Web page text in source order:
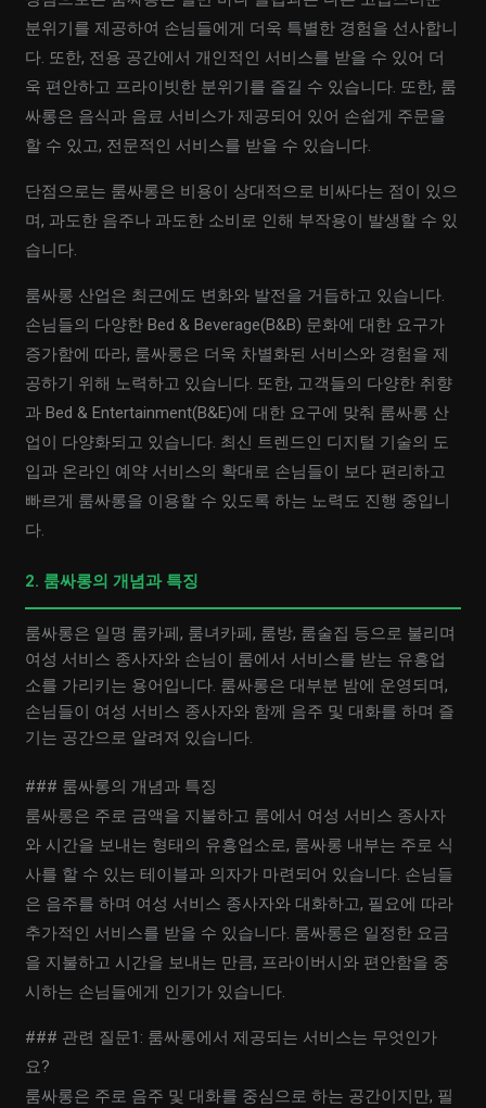
분위기를 제공하여 손님들에게 더욱 특별한 경험을 선사합니
다. 또한, 전용 공간에서 개인적인 서비스를 받을 수 있어 더
욱 편안하고 프라이빗한 분위기를 즐길 수 있습니다. 또한, 룸
싸롱은 음식과 음료 서비스가 제공되어 있어 손쉽게 주문을
할 수 있고, 전문적인 서비스를 받을 수 있습니다.
단점으로는 룸싸롱은 비용이 상대적으로 비싸다는 점이 있으
며, 과도한 음주나 과도한 소비로 인해 부작용이 발생할 수 있
습니다.
룸싸롱 산업은 최근에도 변화와 발전을 거듭하고 있습니다.
손님들의 다양한 Bed & Beverage(B&B) 문화에 대한 요구가
증가함에 따라, 룸싸롱은 더욱 차별화된 서비스와 경험을 제
공하기 위해 노력하고 있습니다. 또한, 고객들의 다양한 취향
과 Bed & Entertainment(B&E)에 대한 요구에 맞춰 룸싸롱 산
업이 다양화되고 있습니다. 최신 트렌드인 디지털 기술의 도
입과 온라인 예약 서비스의 확대로 손님들이 보다 편리하고
빠르게 룸싸롱을 이용할 수 있도록 하는 노력도 진행 중입니
다.
2. 룸싸롱의 개념과 특징
룸싸롱은 일명 룸카페, 룸녀카페, 룸방, 룸술집 등으로 불리며
여성 서비스 종사자와 손님이 룸에서 서비스를 받는 유흥업
소를 가리키는 용어입니다. 룸싸롱은 대부분 밤에 운영되며,
손님들이 여성 서비스 종사자와 함께 음주 및 대화를 하며 즐
기는 공간으로 알려져 있습니다.
### 룸싸롱의 개념과 특징
룸싸롱은 주로 금액을 지불하고 룸에서 여성 서비스 종사자
와 시간을 보내는 형태의 유흥업소로, 룸싸롱 내부는 주로 식
사를 할 수 있는 테이블과 의자가 마련되어 있습니다. 손님들
은 음주를 하며 여성 서비스 종사자와 대화하고, 필요에 따라
추가적인 서비스를 받을 수 있습니다. 룸싸롱은 일정한 요금
을 지불하고 시간을 보내는 만큼, 프라이버시와 편안함을 중
시하는 손님들에게 인기가 있습니다.
### 관련 질문1: 룸싸롱에서 제공되는 서비스는 무엇인가
요?
룸싸롱은 주로 음주 및 대화를 중심으로 하는 공간이지만, 필